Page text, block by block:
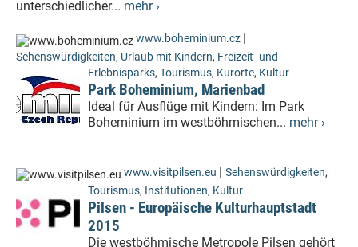
unterschiedlicher... mehr ›
www.boheminium.cz |
Sehenswürdigkeiten, Urlaub mit Kindern, Freizeit- und
Erlebnisparks, Tourismus, Kurorte, Kultur
Park Boheminium, Marienbad
Ideal für Ausflüge mit Kindern: Im Park
Boheminium im westböhmischen... mehr ›
www.visitpilsen.eu | Sehenswürdigkeiten,
Tourismus, Institutionen, Kultur
Pilsen - Europäische Kulturhauptstadt
2015
Die westböhmische Metropole Pilsen gehört